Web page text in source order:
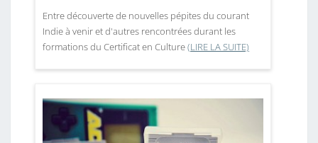
Entre découverte de nouvelles pépites du courant
Indie à venir et d'autres rencontrées durant les
formations du Certificat en Culture(LIRE LA SUITE)